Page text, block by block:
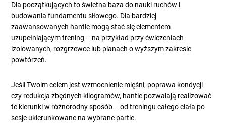
Dla początkujących to świetna baza do nauki ruchów i
budowania fundamentu siłowego. Dla bardziej
zaawansowanych hantle mogą stać się elementem
uzupełniającym trening – na przykład przy ćwiczeniach
izolowanych, rozgrzewce lub planach o wyższym zakresie
powtórzeń.
Jeśli Twoim celem jest wzmocnienie mięśni, poprawa kondycji
czy redukcja zbędnych kilogramów, hantle pozwalają realizować
te kierunki w różnorodny sposób – od treningu całego ciała po
sesje ukierunkowane na wybrane partie.